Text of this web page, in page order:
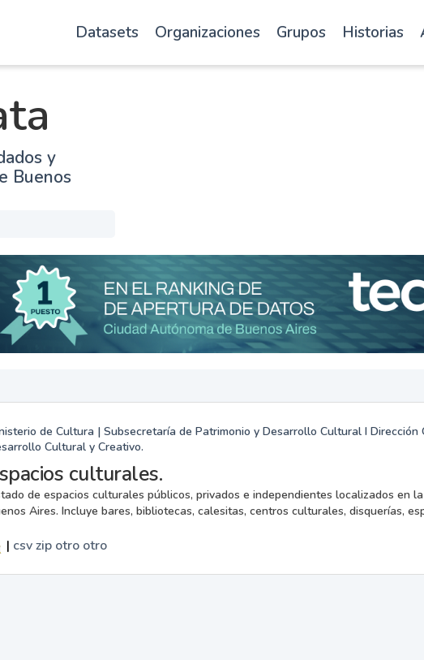
Datasets Organizaciones Grupos Historias
y
Buenos
de Cultura | Subsecretaría de Patrimonio y Desarrollo Cultural I Dirección
Cultural y Creativo.
culturales.
de espacios culturales públicos, privados e independientes localizados en
Aires. Incluye bares, bibliotecas, calesitas, centros culturales, disquerías,
| csvzip otro otro